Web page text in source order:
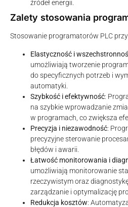
źródeł energii.
Zalety stosowania
Stosowanie programatorów PLC
Elastyczność i
umożliwiają tworzenie
do specyficznych potrzeb i
automatyki.
Szybkość i efektywność:
na szybkie wprowadzanie
w programach, co zwiększa
Precyzja i niezawodność:
precyzyjne sterowanie
błędów i awarii.
Łatwość monitorowania i
umożliwiają monitorowanie
rzeczywistym oraz
zarządzanie i optymalizację
Redukcja kosztów: